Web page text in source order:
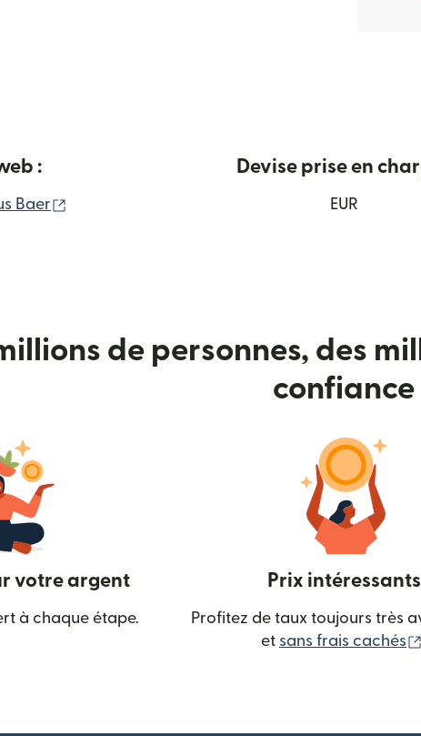
:
Baer
Devise prise en
EUR
de personnes, des
confiance
votre argent
à chaque étape.
Prix intéressants
Profitez de taux toujours très
et sans frais cachés